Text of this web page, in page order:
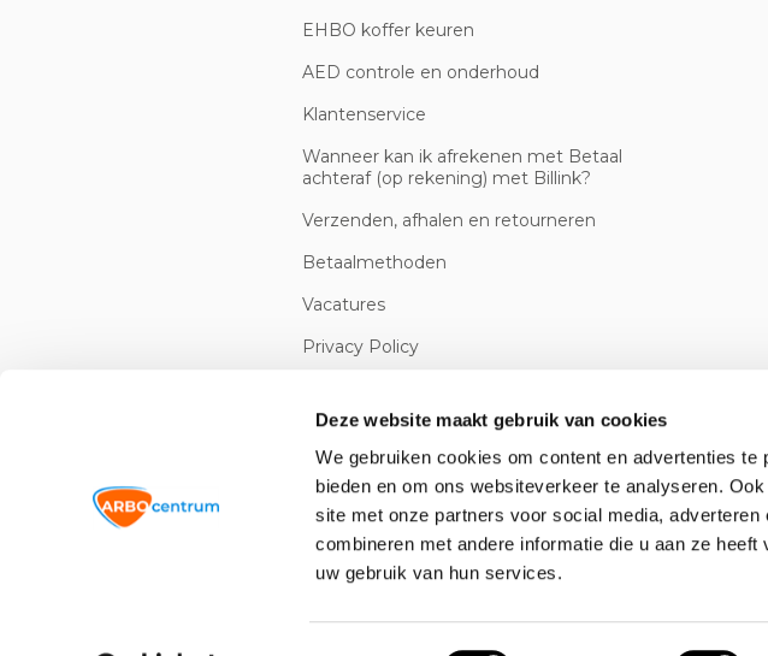
Deze website maakt gebruik van cookies
We gebruiken cookies om content en advertenties
bieden en om ons websiteverkeer te analyseren.
site met onze partners voor social media,
combineren met andere informatie die u aan ze
uw gebruik van hun services.
EHBO koffer keuren
AED controle en onderhoud
Klantenservice
Wanneer kan ik afrekenen met Betaal
achteraf (op rekening) met Billink?
Verzenden, afhalen en retourneren
Betaalmethoden
Vacatures
Privacy Policy